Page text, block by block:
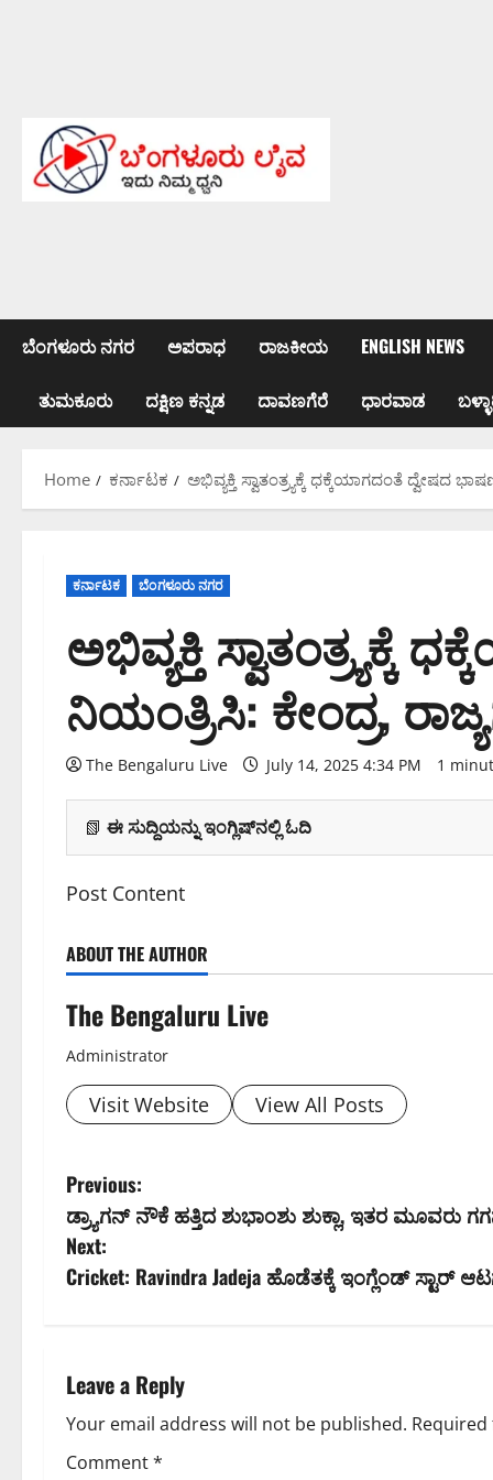
ಬೆಂಗಳೂರು ನಗರ ಅಪರಾಧ ರಾಜಕೀಯ ENGLISH NEWS
ತುಮಕೂರು ದಕ್ಷಿಣ ಕನ್ನಡ ದಾವಣಗೆರೆ ಧಾರವಾಡ
Home ಕರ್ನಾಟಕ ಅಭಿವ್ಯಕ್ತಿ ಸ್ವಾತಂತ್ರ್ಯಕ್ಕೆ ಧಕ್ಕೆಯಾಗದಂತೆ ದ್ವೇಷದ
ಕರ್ನಾಟಕ ಬೆಂಗಳೂರು ನಗರ
ಅಭಿವ್ಯಕ್ತಿ ಸ್ವಾತಂತ್ರ್ಯಕ್ಕೆ
ನಿಯಂತ್ರಿಸಿ: ಕೇಂದ್ರ,
The Bengaluru Live July 14, 2025 4:34 PM 1
📗 ಈ ಸುದ್ದಿಯನ್ನು ಇಂಗ್ಲಿಷ್‌ನಲ್ಲಿ ಓದಿ
Post Content
ABOUT THE AUTHOR
The Bengaluru Live
Administrator
Visit Website View All Posts
P
o
s
n
a
v
Previous:
ಡ್ರ್ಯಾಗನ್‌ ನೌಕೆ ಹತ್ತಿದ ಶುಭಾಂಶು ಶುಕ್ಲಾ, ಇತರ
Next:
Cricket: Ravindra Jadeja ಹೊಡೆತಕ್ಕೆ ಇಂಗ್ಲೆಂಡ್ ಸ್ಟಾರ್
Leave a Reply
Your email address will not be published.
Comment*